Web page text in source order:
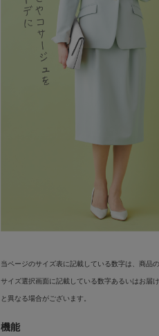
当ページのサイズ表に記載している数字は、商品
サイズ選択画面に記載している数字あるいはお届
と異なる場合がございます。
機能